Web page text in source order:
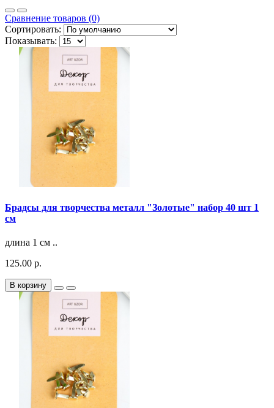
Сравнение товаров (0)
Сортировать:
Показывать:
Брадсы для творчества металл "Золотые" набор 40 шт 1
см
длина 1 см ..
125.00 р.
В корзину